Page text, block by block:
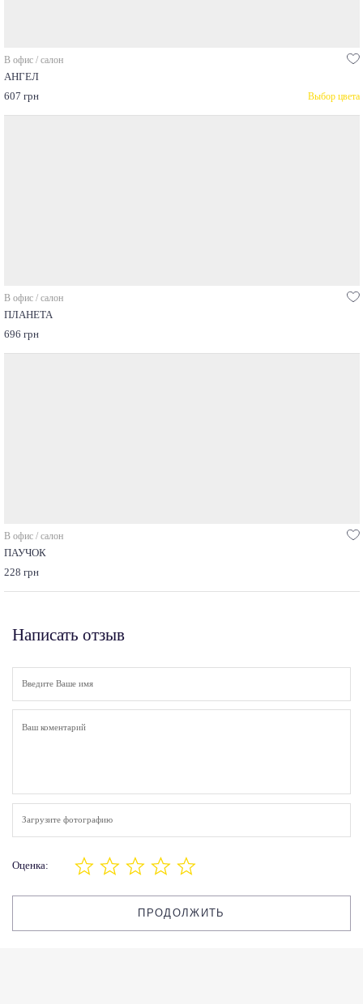
В офис / салон
АНГЕЛ
607 грн
Выбор цвета
В офис / салон
ПЛАНЕТА
696 грн
В офис / салон
ПАУЧОК
228 грн
Написать отзыв
Загрузите фотографию
Оценка:
ПРОДОЛЖИТЬ